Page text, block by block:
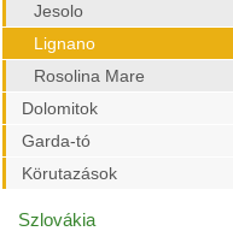
Jesolo
Lignano
Rosolina Mare
Dolomitok
Garda-tó
Körutazások
Szlovákia